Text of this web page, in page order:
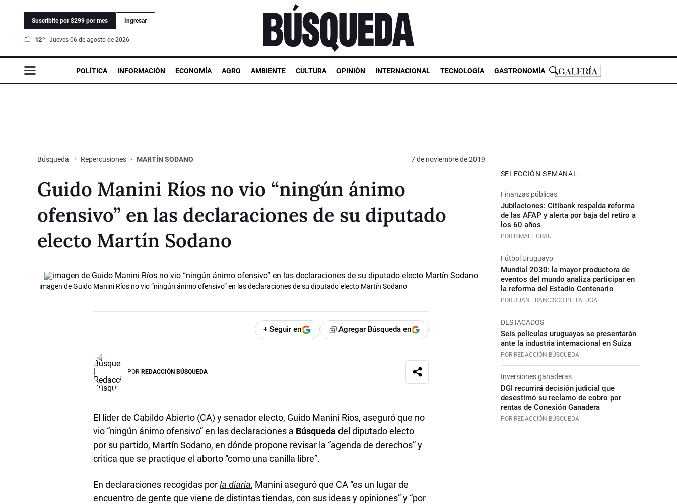
Suscribite por $299 por mes Ingresar
12° jueves 06 de agosto de 2026
POLÍTICA INFORMACIÓN ECONOMÍA AGRO AMBIENTE CULTURA OPINIÓN INTERNACIONAL TECNOLOGÍA GASTRONOMÍA
Búsqueda Repercusiones MARTÍN SODANO 7 de noviembre de 2019
Guido Manini Ríos no vio “ningún ánimo
ofensivo” en las declaraciones de su diputado
electo Martín Sodano
imagen de Guido Manini Ríos no vio “ningún ánimo ofensivo” en las declaraciones de su diputado electo Martín Sodano
+ Seguir en Agregar Búsqueda en
POR REDACCIÓN BÚSQUEDA
El líder de Cabildo Abierto (CA) y senador electo, Guido Manini Ríos, aseguró que no
vio “ningún ánimo ofensivo” en las declaraciones a Búsqueda del diputado electo
por su partido, Martín Sodano, en dónde propone revisar la “agenda de derechos” y
critica que se practique el aborto “como una canilla libre”.
En declaraciones recogidas porla diaria, Manini aseguró que CA “es un lugar de
encuentro de gente que viene de distintas tiendas, con sus ideas y opiniones” y “por
SELECCIÓN SEMANAL
Finanzas públicas
Jubilaciones: Citibank respalda reforma
de las AFAP y alerta por baja del retiro a
los 60 años
POR ISMAEL GRAU
Fútbol Uruguayo
Mundial 2030: la mayor productora de
eventos del mundo analiza participar en
la reforma del Estadio Centenario
POR JUAN FRANCISCO PITTALUGA
DESTACADOS
Seis películas uruguayas se presentarán
ante la industria internacional en Suiza
POR REDACCIÓN BÚSQUEDA
Inversiones ganaderas
DGI recurrirá decisión judicial que
desestimó su reclamo de cobro por
rentas de Conexión Ganadera
POR REDACCIÓN BÚSQUEDA